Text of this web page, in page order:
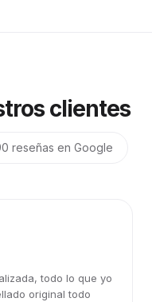
clientes
reseñas en Google
todo lo que yo
original todo